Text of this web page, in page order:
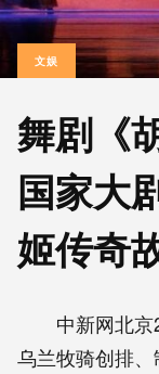
文娱
舞剧《
国家大
姬传奇
中新网北京2
乌兰牧骑创排